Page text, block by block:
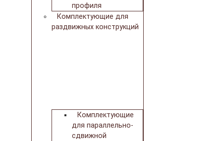
профиля
Комплектующие для
раздвижных конструкций
Комплектующие
для параллельно-
сдвижной